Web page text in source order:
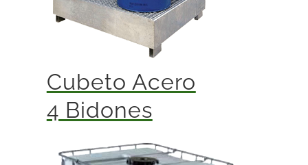
Cubeto Acero
4 Bidones